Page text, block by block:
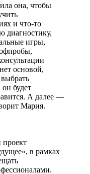
она, чтобы
и что-то
диагностику,
игры,
основой,
выбрать
будет
А далее —
Мария.
проект
в рамках